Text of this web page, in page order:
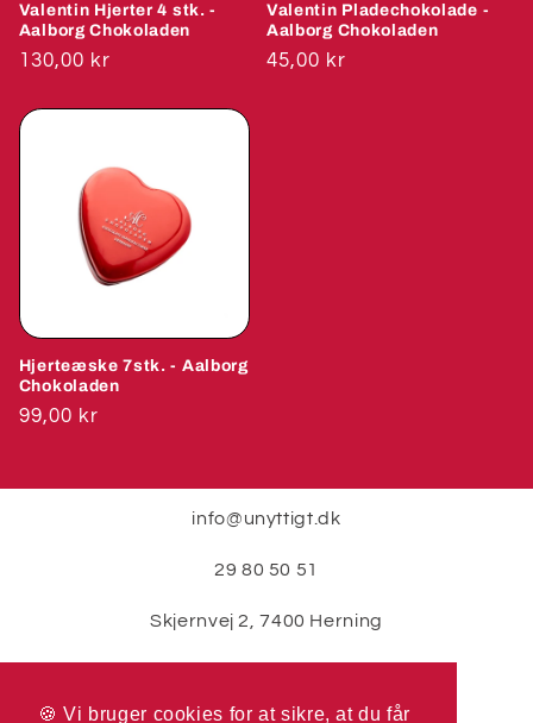
🍪 Vi bruger cookies for at sikre, at du får
🍪 Vi bruger cookies for at sikre, at du får
Valentin Hjerter 4 stk. -
Aalborg Chokoladen
Normalpris
130,00 kr
Valentin Pladechokolade -
Aalborg Chokoladen
Normalpris
45,00 kr
Hjerteæske 7stk. - Aalborg
Chokoladen
Normalpris
99,00 kr
info@unyttigt.dk
29 80 50 51
Skjernvej 2, 7400 Herning